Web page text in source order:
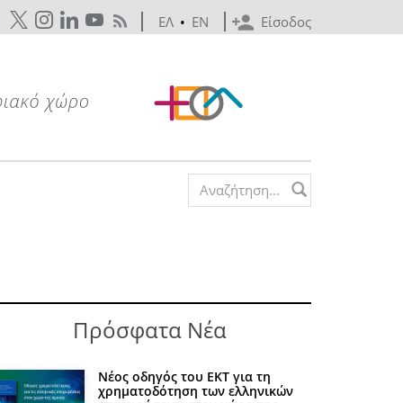
Είσοδος
ΕΛ • EN
Search form
Πρόσφατα Νέα
Νέος οδηγός του ΕΚΤ για τη
χρηματοδότηση των ελληνικών